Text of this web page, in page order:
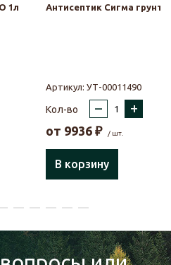
1л Антисептик Сигма грунт
Артикул: УТ-00011490
Кол-во – +
от 9936 ₽ / шт.
В корзину